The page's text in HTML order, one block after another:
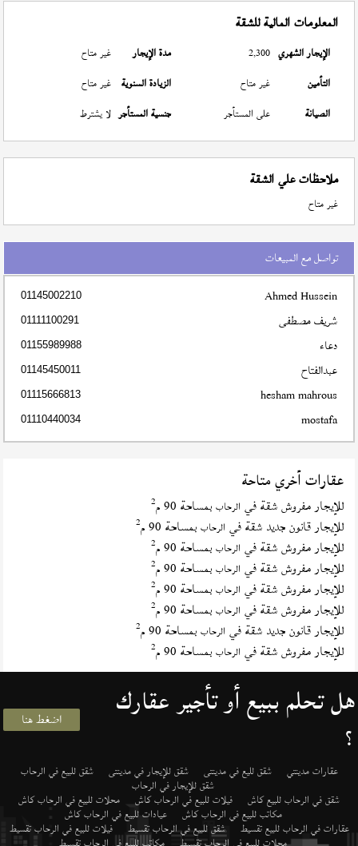
المعلومات المالية للشقة
الإيجار الشهري 2,300 مدة الإيجار
غير متاح
التأمين
غير متاح الزيادة السنوية غير متاح
الصيانة
على المستأجر جنسية المستأجر لا يشترط
ملاحظات علي الشقة
غير متاح
تواصل مع المبيعات
Ahmed Hussein
01145002210
شريف مصطفى 01111100291
دعاء 01155989988
عبدالفتاح 01145450011
hesham mahrous
01115666813
mostafa
01110440034
عقارات أخري متاحة
للإيجار مفروش شقة في الرحاب بمساحة 90 م 2
للإيجار قانون جديد شقة في الرحاب بمساحة 90 م 2
للإيجار مفروش شقة في الرحاب بمساحة 90 م 2
للإيجار مفروش شقة في الرحاب بمساحة 90 م 2
للإيجار مفروش شقة في الرحاب بمساحة 90 م 2
للإيجار مفروش شقة في الرحاب بمساحة 90 م 2
للإيجار قانون جديد شقة في الرحاب بمساحة 90 م 2
للإيجار مفروش شقة في الرحاب بمساحة 90 م 2
هل تحلم ببيع أو تأجير عقارك
؟ اضغط هنا
عقارات مدينتي شقق لليع في مدينتى شقق للإيجار في مدينتى شقق للبيع في الرحاب
شقق للإيجار في الرحاب
شقق في الرحاب للبيع كاش فيلات للبيع في الرحاب كاش محلات للبيع في الرحاب كاش
مكاتب للبيع في الرحاب كاش عيادات للبيع في الرحاب كاش
عقارات في الرحاب للبيع تقسيط شقق للبيع في الرحاب تقسيط فيلات للبيع في الرحاب تقسيط